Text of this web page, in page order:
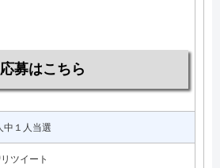
応募はこちら
中１人当選
リツイート